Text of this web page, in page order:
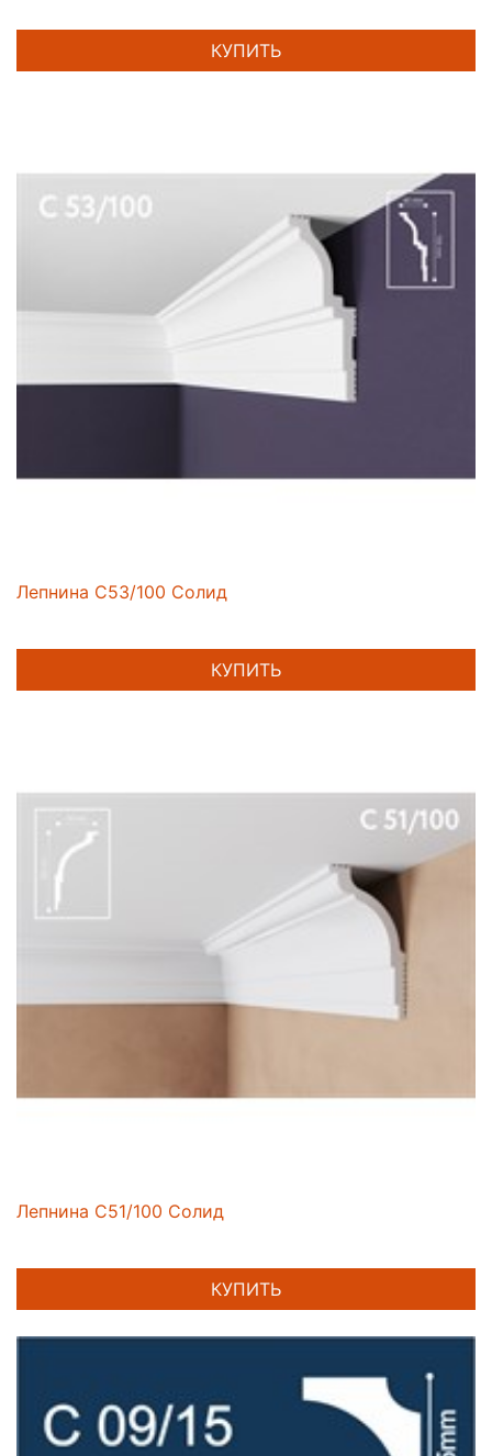
КУПИТЬ
Лепнина C53/100 Солид
КУПИТЬ
Лепнина C51/100 Солид
КУПИТЬ